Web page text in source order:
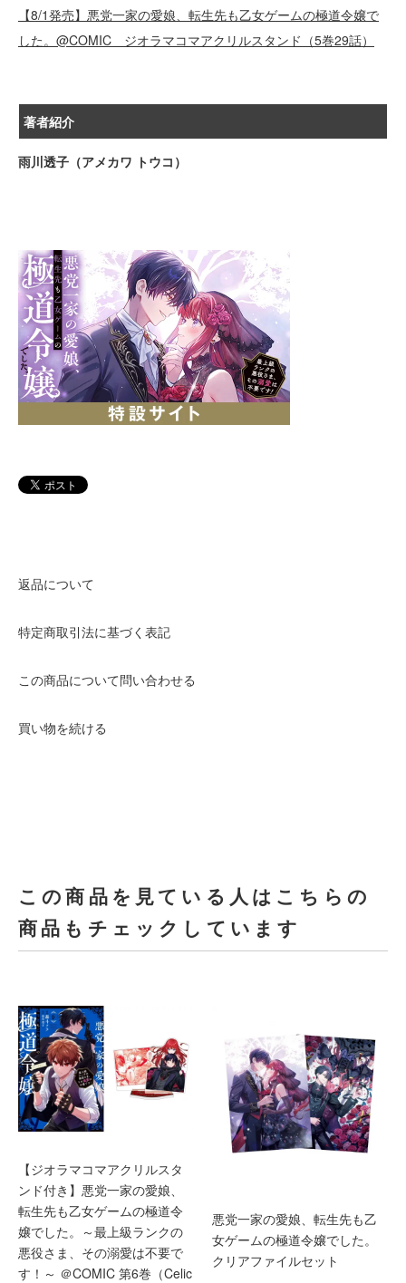
【8/1発売】悪党一家の愛娘、転生先も乙女ゲームの極道令嬢で
した。@COMIC ジオラマコマアクリルスタンド（5巻29話）
著者紹介
雨川透子（アメカワ トウコ）
返品について
特定商取引法に基づく表記
この商品について問い合わせる
買い物を続ける
この商品を見ている人はこちらの
商品もチェックしています
【ジオラマコマアクリルスタ
ンド付き】悪党一家の愛娘、
転生先も乙女ゲームの極道令
嬢でした。～最上級ランクの
悪役さま、その溺愛は不要で
す！～ ＠COMIC 第6巻（Celic
悪党一家の愛娘、転生先も乙
女ゲームの極道令嬢でした。
クリアファイルセット